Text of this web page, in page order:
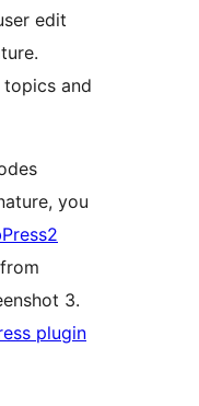
edit
and
you
3.
plugin